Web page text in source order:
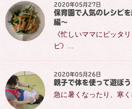
2020年05月27日
保育園で人気のレシピ
編～
《忙しいママにピッタリ
ピ》...
2020年05月26日
親子で体を使って遊ぼ
急に暑くなったり、寒